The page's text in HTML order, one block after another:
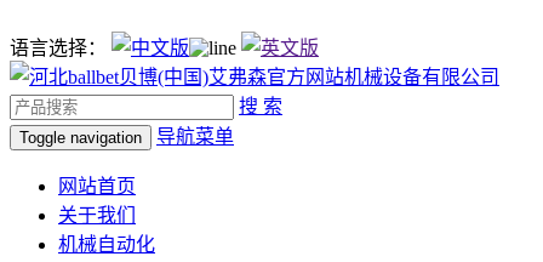
语言选择：
搜 索
Toggle navigation 导航菜单
网站首页
关于我们
机械自动化